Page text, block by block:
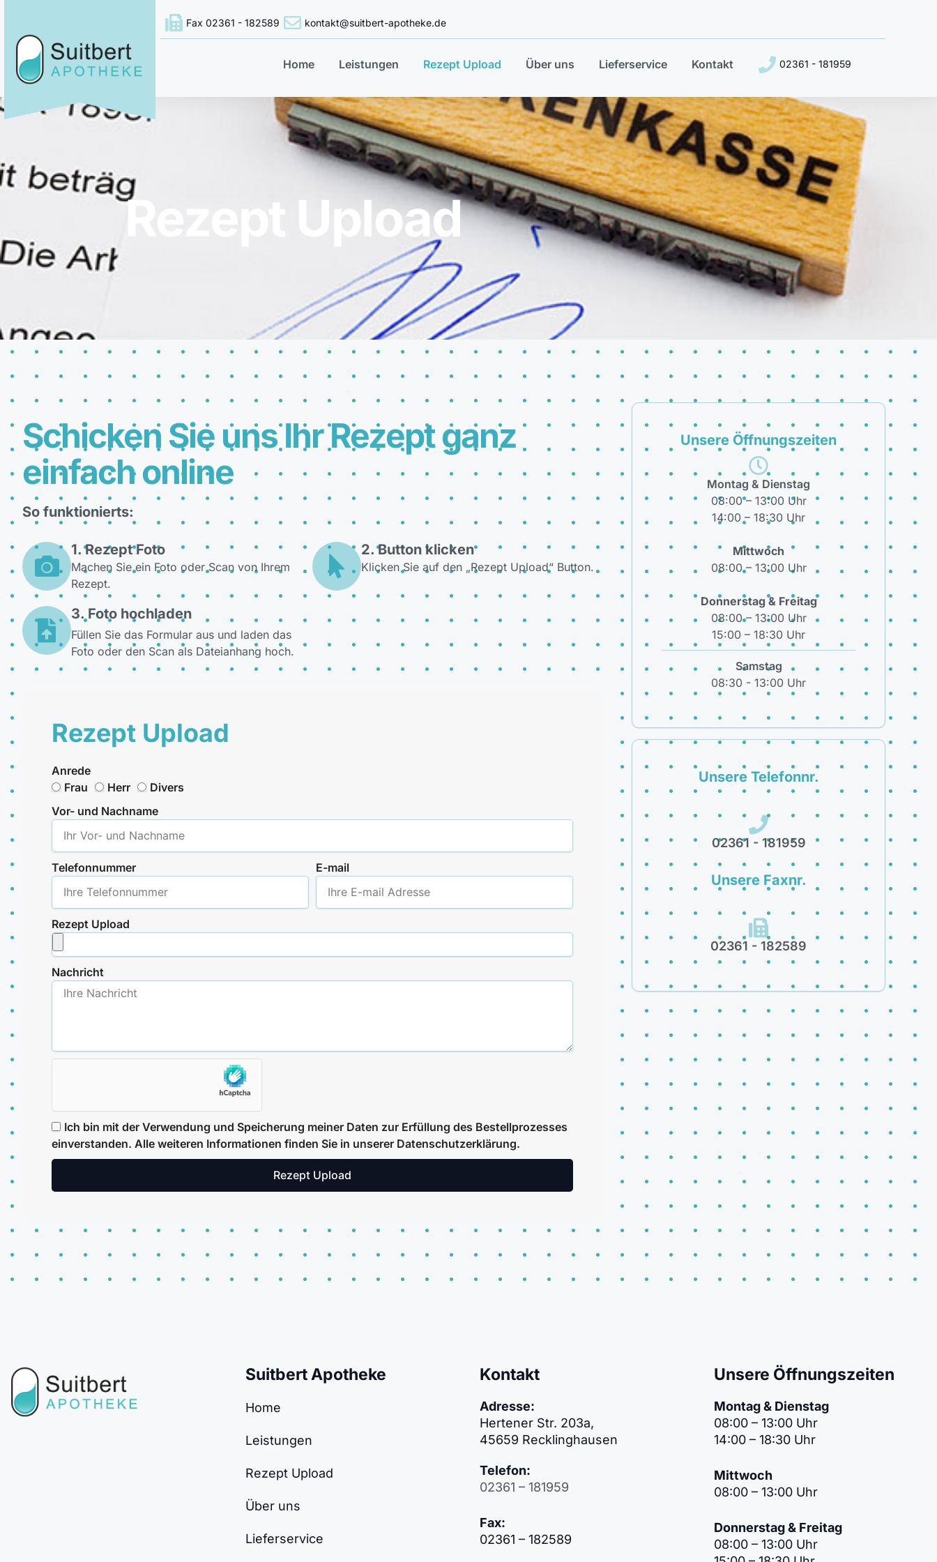
Fax 02361 - 182589 kontakt@suitbert-apotheke.de
Home Leistungen Rezept Upload Über uns Lieferservice Kontakt 02361 - 181959
Rezept Upload
Schicken Sie uns Ihr Rezept ganz
einfach online
So funktionierts:
1. Rezept Foto
Machen Sie ein Foto oder Scan von Ihrem
Rezept.
2. Button klicken
Klicken Sie auf den „Rezept Upload“ Button.
3. Foto hochladen
Füllen Sie das Formular aus und laden das
Foto oder den Scan als Dateianhang hoch.
Rezept Upload
Anrede
Frau
Herr
Divers
Vor- und Nachname
Telefonnummer E-mail
Rezept Upload
Nachricht
Ich bin mit der Verwendung und Speicherung meiner Daten zur Erfüllung des Bestellprozesses
einverstanden. Alle weiteren Informationen finden Sie in unserer Datenschutzerklärung.
Rezept Upload
Unsere Öffnungszeiten
Montag & Dienstag
08:00 – 13:00 Uhr
14:00 – 18:30 Uhr
Mittwoch
08:00 – 13:00 Uhr
Donnerstag & Freitag
08:00 – 13:00 Uhr
15:00 – 18:30 Uhr
Samstag
08:30 - 13:00 Uhr
Unsere Telefonnr.
02361 - 181959
Unsere Faxnr.
02361 - 182589
Suitbert Apotheke
Home
Leistungen
Rezept Upload
Über uns
Lieferservice
Kontakt
Adresse:
Hertener Str. 203a,
45659 Recklinghausen
Telefon:
02361 – 181959
Fax:
02361 – 182589
Unsere Öffnungszeiten
Montag & Dienstag
08:00 – 13:00 Uhr
14:00 – 18:30 Uhr
Mittwoch
08:00 – 13:00 Uhr
Donnerstag & Freitag
08:00 – 13:00 Uhr